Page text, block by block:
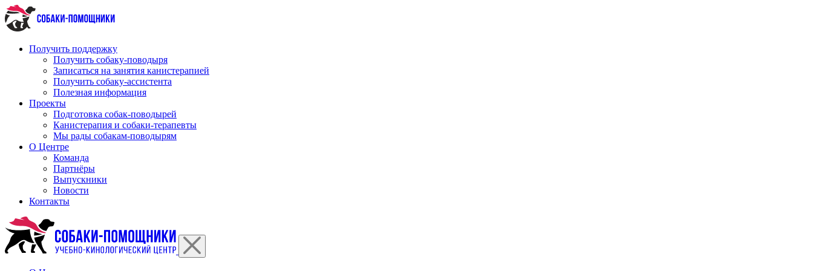
Перейти
к
содержимому
Получить поддержку
Получить собаку-поводыря
Записаться на занятия канистерапией
Получить собаку-ассистента
Полезная информация
Проекты
Подготовка собак-поводырей
Канистерапия и собаки-терапевты
Мы рады собакам-поводырям
О Центре
Команда
Партнёры
Выпускники
Новости
Контакты